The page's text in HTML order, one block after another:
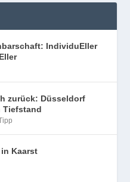
IndividuEller
zurück: Düsseldorf
Tiefstand
in Kaarst